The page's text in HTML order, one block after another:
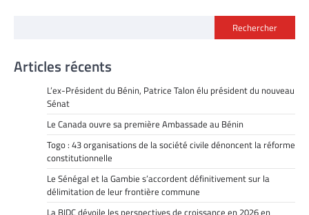
Rechercher
Articles récents
L’ex-Président du Bénin, Patrice Talon élu président du nouveau
Sénat
Le Canada ouvre sa première Ambassade au Bénin
Togo : 43 organisations de la société civile dénoncent la réforme
constitutionnelle
Le Sénégal et la Gambie s’accordent définitivement sur la
délimitation de leur frontière commune